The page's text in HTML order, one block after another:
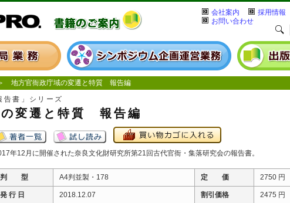
会社案内 採用情報
お問い合わせ
地方官衙政庁域の変遷と特質 報告編
告書」シリーズ
変遷と特質 報告編
年12月に開催された奈良文化財研究所第21回古代官衙・集落研究会の報告書。
判 型 A4判並製・178 定 価 2750 円
発 行 日 2018.12.07 割引価格 2475 円